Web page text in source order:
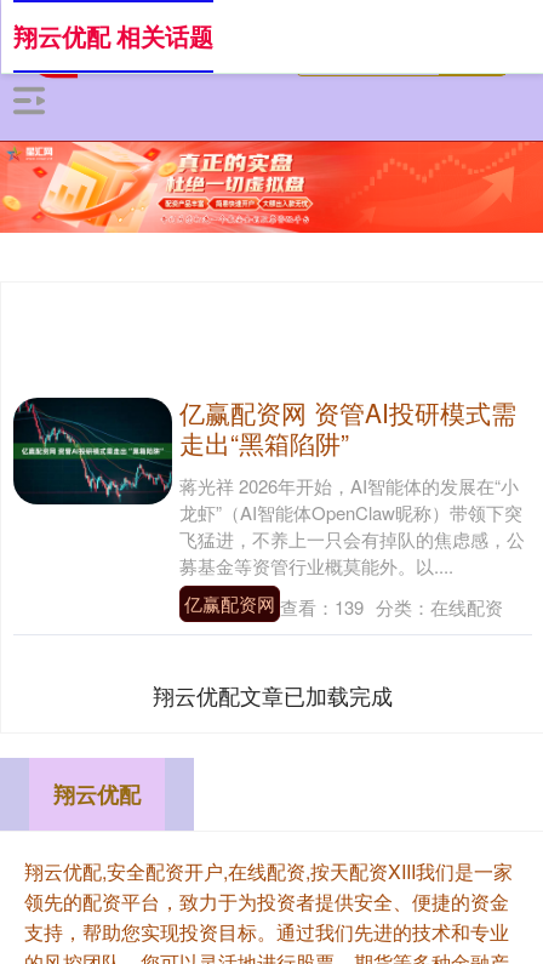
翔云优配 相关话题
亿赢配资网 资管AI投研模式需
走出“黑箱陷阱”
蒋光祥 2026年开始，AI智能体的发展在“小
龙虾”（AI智能体OpenClaw昵称）带领下突
飞猛进，不养上一只会有掉队的焦虑感，公
募基金等资管行业概莫能外。以....
亿赢配资网 查看： 139 分类： 在线配资
翔云优配文章已加载完成
翔云优配
翔云优配,安全配资开户,在线配资,按天配资XIII‌我们是一家
领先的配资平台，致力于为投资者提供安全、便捷的资金
支持，帮助您实现投资目标。通过我们先进的技术和专业